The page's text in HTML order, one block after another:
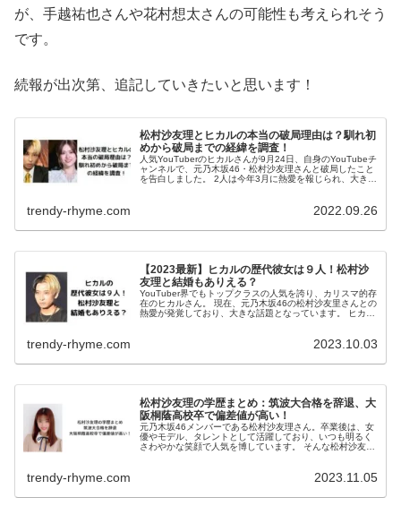
が、手越祐也さんや花村想太さんの可能性も考えられそう
です。
続報が出次第、追記していきたいと思います！
松村沙友理とヒカルの本当の破局理由は？馴れ初
めから破局までの経緯を調査！
人気YouTuberのヒカルさんが9月24日、自身のYouTubeチ
ャンネルで、元乃木坂46・松村沙友理さんと破局したこと
を告白しました。 2人は今年3月に熱愛を報じられ、大きな
trendy-rhyme.com 2022.09.26
【2023最新】ヒカルの歴代彼女は９人！松村沙
友理と結婚もありえる？
YouTuber界でもトップクラスの人気を誇り、カリスマ的存
在のヒカルさん。 現在、元乃木坂46の松村沙友里さんとの
熱愛が発覚しており、大きな話題となっています。 ヒカル
trendy-rhyme.com 2023.10.03
松村沙友理の学歴まとめ：筑波大合格を辞退、大
阪桐蔭高校卒で偏差値が高い！
元乃木坂46メンバーである松村沙友理さん。卒業後は、女
優やモデル、タレントとして活躍しており、いつも明るく
さわやかな笑顔で人気を博しています。 そんな松村沙友理
trendy-rhyme.com 2023.11.05